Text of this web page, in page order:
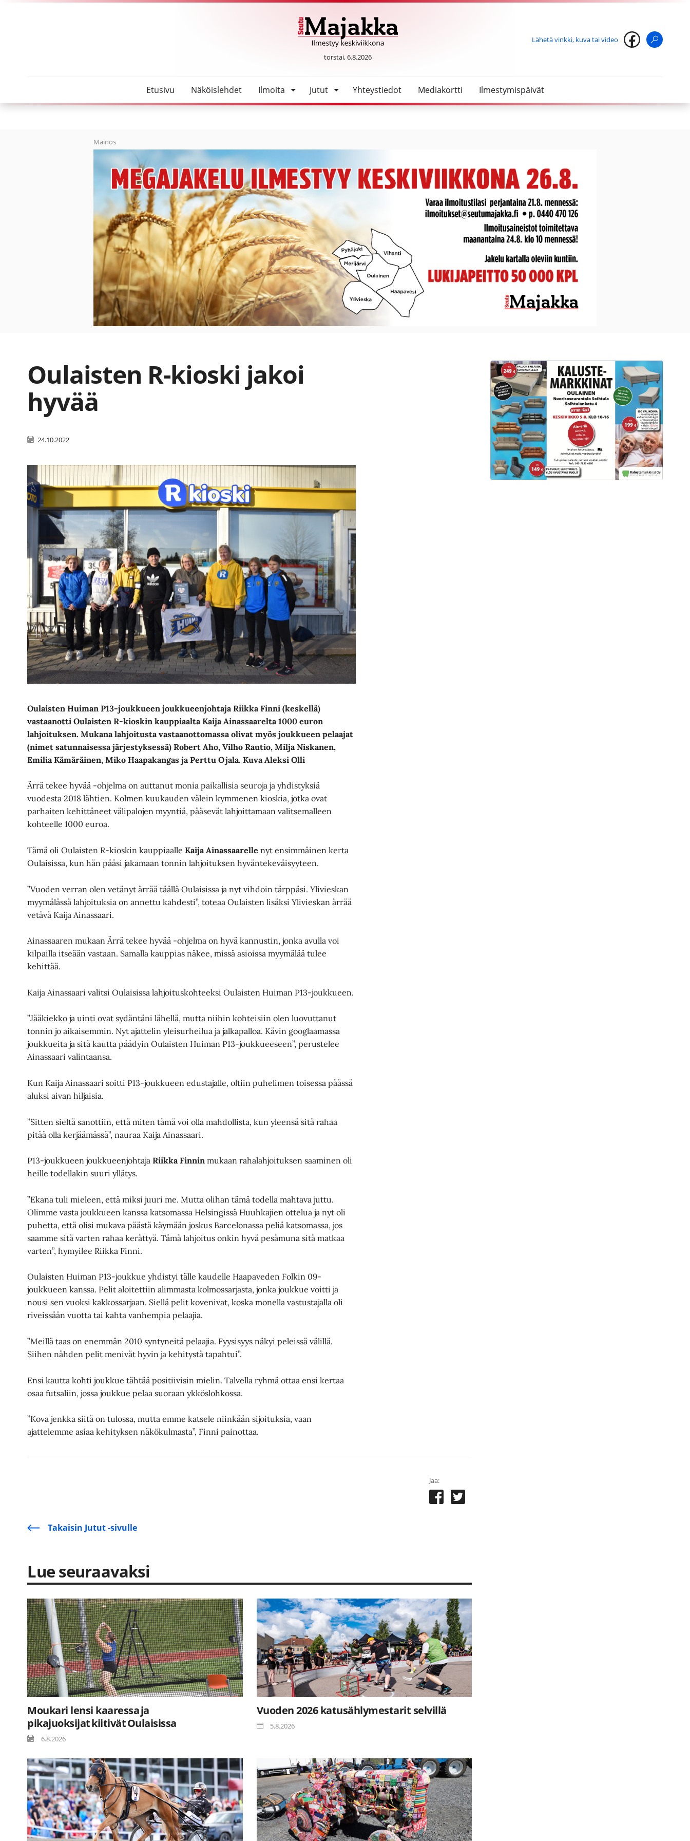
SeutuMajakka
torstai, 6.8.2026
Lähetä vinkki, kuva tai video
Etusivu Näköislehdet Ilmoita Jutut Yhteystiedot Mediakortti Ilmestymispäivät
Mainos
Oulaisten R-kioski jakoi
hyvää
24.10.2022
Oulaisten Huiman P13-joukkueen joukkueenjohtaja Riikka Finni (keskellä)
vastaanotti Oulaisten R-kioskin kauppiaalta Kaija Ainassaarelta 1000 euron
lahjoituksen. Mukana lahjoitusta vastaanottomassa olivat myös joukkueen pelaajat
(nimet satunnaisessa järjestyksessä) Robert Aho, Vilho Rautio, Milja Niskanen,
Emilia Kämäräinen, Miko Haapakangas ja Perttu Ojala. Kuva Aleksi Olli
Ärrä tekee hyvää -ohjelma on auttanut monia paikallisia seuroja ja yhdistyksiä
vuodesta 2018 lähtien. Kolmen kuukauden välein kymmenen kioskia, jotka ovat
parhaiten kehittäneet välipalojen myyntiä, pääsevät lahjoittamaan valitsemalleen
kohteelle 1000 euroa.
Tämä oli Oulaisten R-kioskin kauppiaalleKaija Ainassaarelle nyt ensimmäinen kerta
Oulaisissa, kun hän pääsi jakamaan tonnin lahjoituksen hyväntekeväisyyteen.
”Vuoden verran olen vetänyt ärrää täällä Oulaisissa ja nyt vihdoin tärppäsi. Ylivieskan
myymälässä lahjoituksia on annettu kahdesti”, toteaa Oulaisten lisäksi Ylivieskan ärrää
vetävä Kaija Ainassaari.
Ainassaaren mukaan Ärrä tekee hyvää -ohjelma on hyvä kannustin, jonka avulla voi
kilpailla itseään vastaan. Samalla kauppias näkee, missä asioissa myymälää tulee
kehittää.
Kaija Ainassaari valitsi Oulaisissa lahjoituskohteeksi Oulaisten Huiman P13-joukkueen.
”Jääkiekko ja uinti ovat sydäntäni lähellä, mutta niihin kohteisiin olen luovuttanut
tonnin jo aikaisemmin. Nyt ajattelin yleisurheilua ja jalkapalloa. Kävin googlaamassa
joukkueita ja sitä kautta päädyin Oulaisten Huiman P13-joukkueeseen”, perustelee
Ainassaari valintaansa.
Kun Kaija Ainassaari soitti P13-joukkueen edustajalle, oltiin puhelimen toisessa päässä
aluksi aivan hiljaisia.
”Sitten sieltä sanottiin, että miten tämä voi olla mahdollista, kun yleensä sitä rahaa
pitää olla kerjäämässä”, nauraa Kaija Ainassaari.
P13-joukkueen joukkueenjohtajaRiikka Finnin mukaan rahalahjoituksen saaminen oli
heille todellakin suuri yllätys.
”Ekana tuli mieleen, että miksi juuri me. Mutta olihan tämä todella mahtava juttu.
Olimme vasta joukkueen kanssa katsomassa Helsingissä Huuhkajien ottelua ja nyt oli
puhetta, että olisi mukava päästä käymään joskus Barcelonassa peliä katsomassa, jos
saamme sitä varten rahaa kerättyä. Tämä lahjoitus onkin hyvä pesämuna sitä matkaa
varten”, hymyilee Riikka Finni.
Oulaisten Huiman P13-joukkue yhdistyi tälle kaudelle Haapaveden Folkin 09-
joukkueen kanssa. Pelit aloitettiin alimmasta kolmossarjasta, jonka joukkue voitti ja
nousi sen vuoksi kakkossarjaan. Siellä pelit kovenivat, koska monella vastustajalla oli
riveissään vuotta tai kahta vanhempia pelaajia.
”Meillä taas on enemmän 2010 syntyneitä pelaajia. Fyysisyys näkyi peleissä välillä.
Siihen nähden pelit menivät hyvin ja kehitystä tapahtui”.
Ensi kautta kohti joukkue tähtää positiivisin mielin. Talvella ryhmä ottaa ensi kertaa
osaa futsaliin, jossa joukkue pelaa suoraan ykköslohkossa.
”Kova jenkka siitä on tulossa, mutta emme katsele niinkään sijoituksia, vaan
ajattelemme asiaa kehityksen näkökulmasta”, Finni painottaa.
Jaa:
Takaisin Jutut -sivulle
Lue seuraavaksi
Moukari lensi kaaressa ja
pikajuoksijat kiitivät Oulaisissa
6.8.2026
Vuoden 2026 katusählymestarit selvillä
5.8.2026